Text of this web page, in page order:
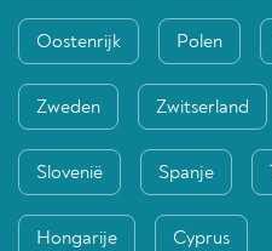
Oostenrijk Polen
Zweden Zwitserland
Slovenië Spanje
Hongarije Cyprus